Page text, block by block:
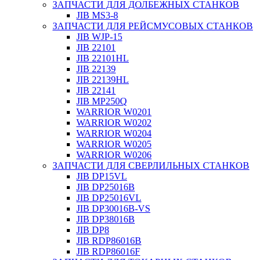
ЗАПЧАСТИ ДЛЯ ДОЛБЕЖНЫХ СТАНКОВ
JIB MS3-8
ЗАПЧАСТИ ДЛЯ РЕЙСМУСОВЫХ СТАНКОВ
JIB WJP-15
JIB 22101
JIB 22101HL
JIB 22139
JIB 22139HL
JIB 22141
JIB MP250Q
WARRIOR W0201
WARRIOR W0202
WARRIOR W0204
WARRIOR W0205
WARRIOR W0206
ЗАПЧАСТИ ДЛЯ СВЕРЛИЛЬНЫХ СТАНКОВ
JIB DP15VL
JIB DP25016B
JIB DP25016VL
JIB DP30016B-VS
JIB DP38016B
JIB DP8
JIB RDP86016B
JIB RDP86016F